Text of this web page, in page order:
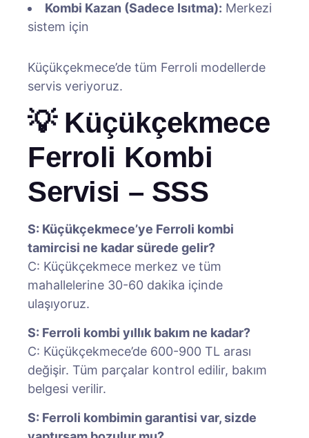
Kombi Kazan (Sadece Isıtma): Merkezi
sistem için
Küçükçekmece’de tüm Ferroli modellerde
servis veriyoruz.
💡 Küçükçekmece
Ferroli Kombi
Servisi – SSS
S: Küçükçekmece’ye Ferroli kombi
tamircisi ne kadar sürede gelir?
C: Küçükçekmece merkez ve tüm
mahallelerine 30-60 dakika içinde
ulaşıyoruz.
S: Ferroli kombi yıllık bakım ne kadar?
C: Küçükçekmece’de 600-900 TL arası
değişir. Tüm parçalar kontrol edilir, bakım
belgesi verilir.
S: Ferroli kombimin garantisi var, sizde